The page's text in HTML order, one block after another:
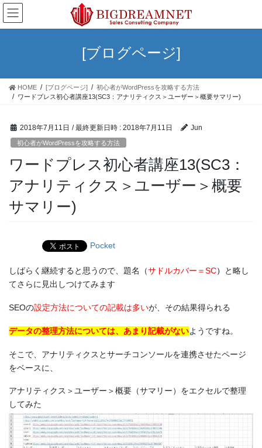
コ
ン
テ
ス
ナ
ビ
ゲ
ン
[ブログページ]
HOME [ブログページ]
初心者がWordPressを攻略する方法
ワードプレス初心者講座13(SC3：アナリティクス＞ユーザー＞概要サマリー)
2018年7月11日 / 最終更新日時 : 2018年7月11日 Jun
初心者がWordPressを攻略する方法
ワードプレス初心者講座13(SC3：
アナリティクス＞ユーザー＞概要
サマリー)
Pocket
しばらく継続すると思うので、題名（サドルカバー＝SC）
と略し
てさらに見出しつけてみます
SEOの設定方法についての記載は多いが、その結果得られる
データの整理方法については、あまり記載がないようですね。
そこで、アナリティクスとサーチコンソールを連携させたページ
をベースに、
アナリティクス＞ユーザー＞概要（サマリー）をエクセルで整理
してみた